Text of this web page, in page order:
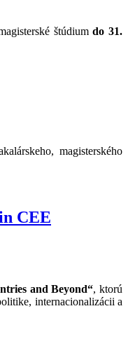
štúdiumdo 31.
magisterského
CEE
and Beyond“, ktorú
internacionalizácii a